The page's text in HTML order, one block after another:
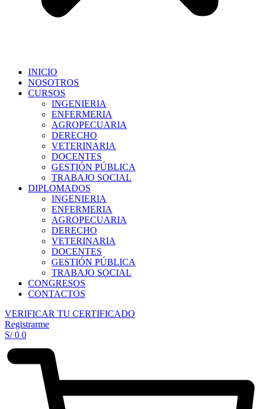
INICIO
NOSOTROS
CURSOS
INGENIERIA
ENFERMERIA
AGROPECUARIA
DERECHO
VETERINARIA
DOCENTES
GESTIÓN PÚBLICA
TRABAJO SOCIAL
DIPLOMADOS
INGENIERIA
ENFERMERIA
AGROPECUARIA
DERECHO
VETERINARIA
DOCENTES
GESTIÓN PÚBLICA
TRABAJO SOCIAL
CONGRESOS
CONTACTOS
VERIFICAR TU CERTIFICADO
Registrarme
S/0 0